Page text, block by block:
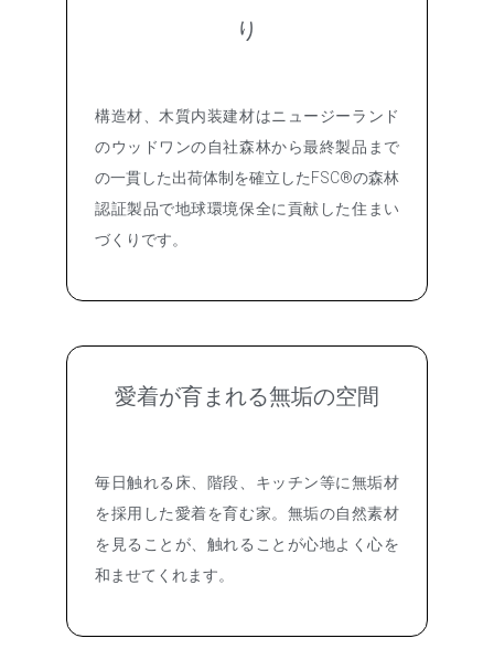
り
構造材、木質内装建材はニュージーランド
のウッドワンの自社森林から最終製品まで
の一貫した出荷体制を確立したFSC®の森林
認証製品で地球環境保全に貢献した住まい
づくりです。
愛着が育まれる無垢の空間
毎日触れる床、階段、キッチン等に無垢材
を採用した愛着を育む家。無垢の自然素材
を見ることが、触れることが心地よく心を
和ませてくれます。